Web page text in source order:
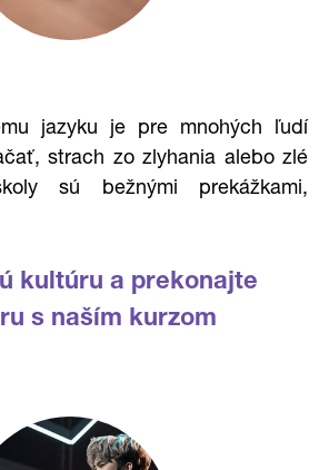
jazyku je pre mnohých ľudí
strach zo zlyhania alebo zlé
sú bežnými prekážkami,
kultúru a prekonajte
s naším kurzom